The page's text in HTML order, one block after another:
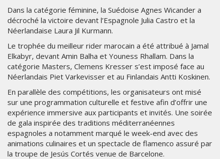
Dans la catégorie féminine, la Suédoise Agnes Wicander a
décroché la victoire devant l’Espagnole Julia Castro et la
Néerlandaise Laura Jil Kurmann.
Le trophée du meilleur rider marocain a été attribué à Jamal
Elkabyr, devant Amin Balha et Youness Rhallam. Dans la
catégorie Masters, Clemens Kresser s’est imposé face au
Néerlandais Piet Varkevisser et au Finlandais Antti Koskinen.
En parallèle des compétitions, les organisateurs ont misé
sur une programmation culturelle et festive afin d’offrir une
expérience immersive aux participants et invités. Une soirée
de gala inspirée des traditions méditerranéennes
espagnoles a notamment marqué le week-end avec des
animations culinaires et un spectacle de flamenco assuré par
la troupe de Jesús Cortés venue de Barcelone.